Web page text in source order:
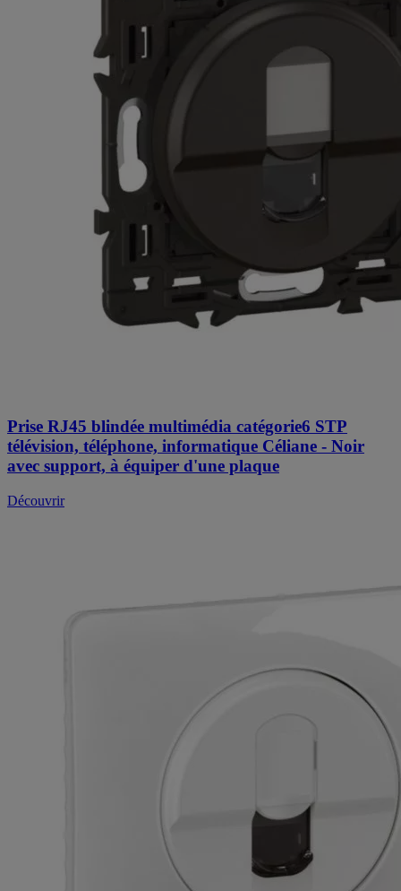
Prise RJ45 blindée multimédia catégorie6 STP
télévision, téléphone, informatique Céliane - Noir
avec support, à équiper d'une plaque
Découvrir